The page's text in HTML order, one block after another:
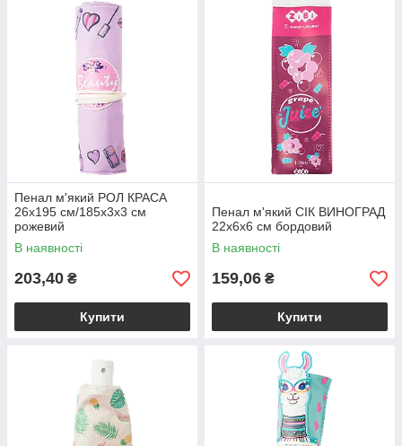
Пенал м'який РОЛ КРАСА
26х195 см/185х3х3 см
рожевий
В наявності
203,40 ₴
Купити
Пенал м'який СІК ВИНОГРАД
22х6х6 см бордовий
В наявності
159,06 ₴
Купити